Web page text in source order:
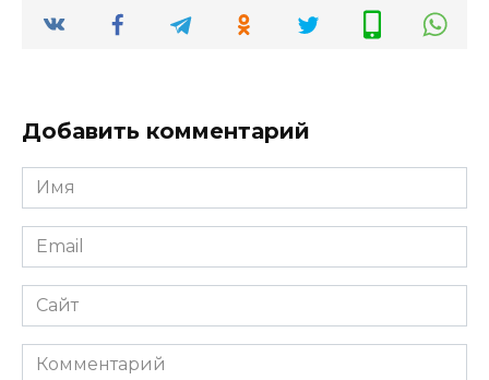
Добавить комментарий
Имя
Email
Сайт
Комментарий